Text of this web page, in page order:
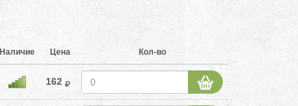
Наличие Цена Кол-во
162